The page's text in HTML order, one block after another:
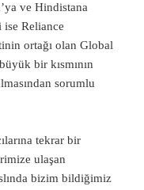
ve Hindistana
ise Reliance
ortağı olan Global
bir kısmının
sorumlu
tekrar bir
ulaşan
bizim bildiğimiz